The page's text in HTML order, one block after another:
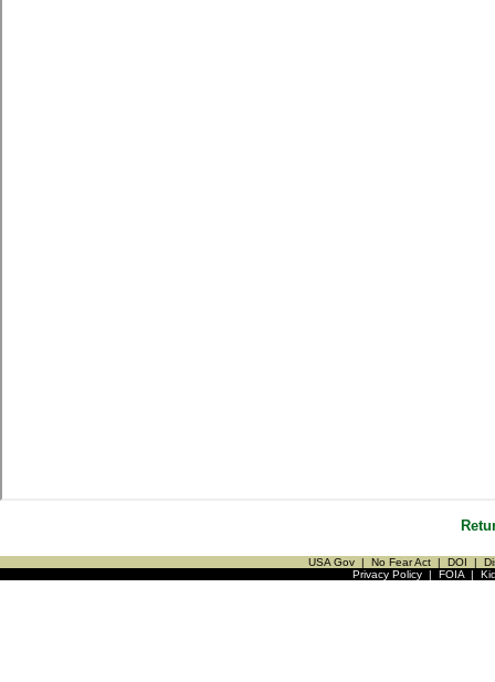
USA Gov | No Fear Act | DOI |
Privacy Policy| FOIA|